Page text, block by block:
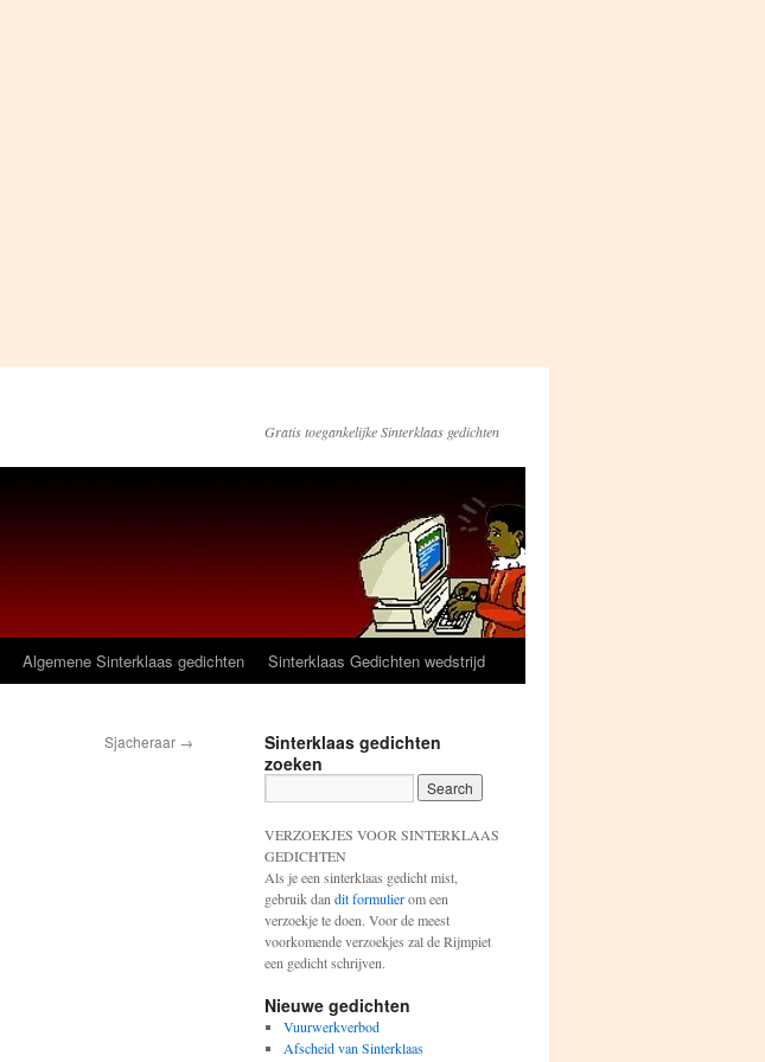
Gratis toegankelijke Sinterklaas gedichten
Algemene Sinterklaas gedichten Sinterklaas Gedichten wedstrijd
Sjacheraar →
Sinterklaas gedichten
zoeken
VERZOEKJES VOOR SINTERKLAAS
GEDICHTEN
Als je een sinterklaas gedicht mist,
gebruik dan dit formulierom een
verzoekje te doen. Voor de meest
voorkomende verzoekjes zal de Rijmpiet
een gedicht schrijven.
Nieuwe gedichten
Vuurwerkverbod
Afscheid van Sinterklaas